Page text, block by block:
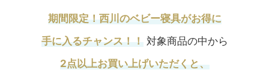
期間限定！西川のベビー寝具がお得に
手に入るチャンス！！ 対象商品の中から
2点以上お買い上げいただくと、